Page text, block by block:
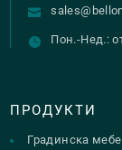
Пон.-Нед.:
ПРОДУКТИ
Градинска